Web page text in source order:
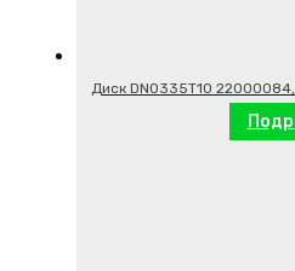
Диск DN0335T10 22000084,